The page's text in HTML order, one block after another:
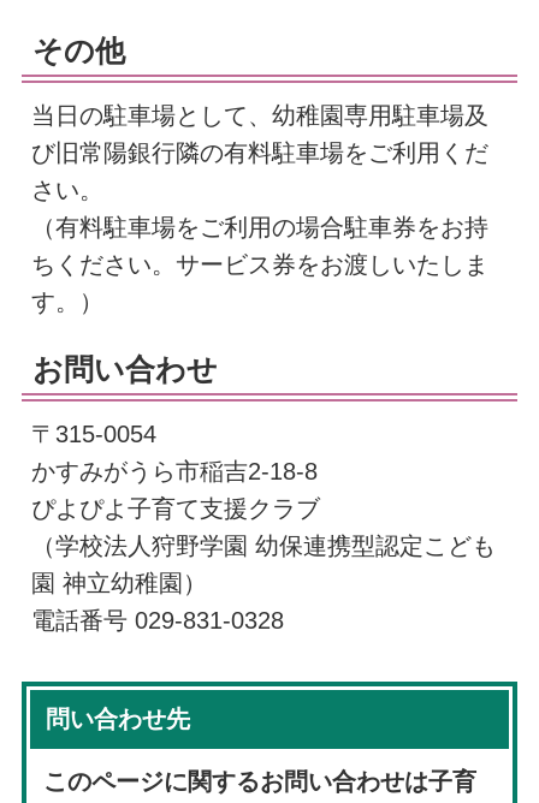
その他
当日の駐車場として、幼稚園専用駐車場及
び旧常陽銀行隣の有料駐車場をご利用くだ
さい。
（有料駐車場をご利用の場合駐車券をお持
ちください。サービス券をお渡しいたしま
す。）
お問い合わせ
〒315-0054
かすみがうら市稲吉2-18-8
ぴよぴよ子育て支援クラブ
（学校法人狩野学園 幼保連携型認定こども
園 神立幼稚園）
電話番号 029-831-0328
問い合わせ先
このページに関するお問い合わせは子育